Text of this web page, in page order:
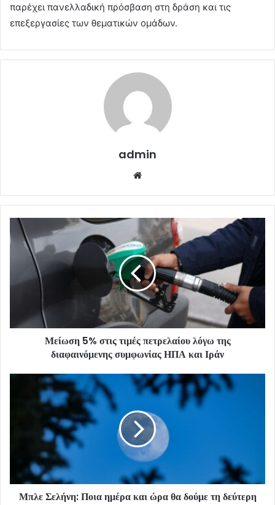
παρέχει πανελλαδική πρόσβαση στη δράση και τις
επεξεργασίες των θεματικών ομάδων.
admin
Μείωση 5% στις τιμές πετρελαίου λόγω της
διαφαινόμενης συμφωνίας ΗΠΑ και Ιράν
Μπλε Σελήνη: Ποια ημέρα και ώρα θα δούμε τη δεύτερη